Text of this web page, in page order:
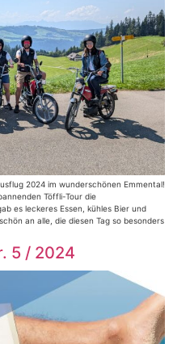
2024 im wunderschönen Emmental!
Töffli-Tour die
es leckeres Essen, kühles Bier und
an alle, die diesen Tag so besonders
5 / 2024